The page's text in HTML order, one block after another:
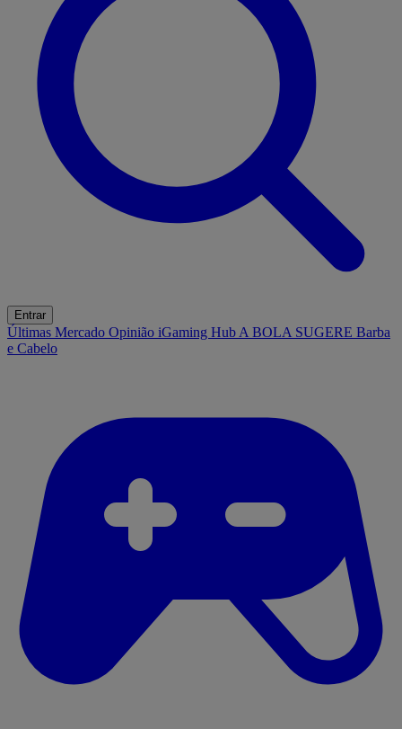
Entrar
Últimas Mercado Opinião iGaming Hub A BOLA SUGERE Barba
e Cabelo